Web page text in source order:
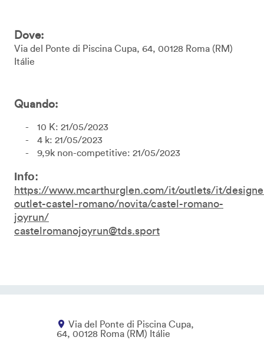
Dove:
Via del Ponte di Piscina Cupa, 64 00128 Roma RM
Itálie
Quando:
10 K: 21/05/2023
4 k: 21/05/2023
9,9k non-competitive: 21/05/2023
Info:
https://www.mcarthurglen.com/it/outlets/it/
outlet-castel-romano/novita/castel-romano-
joyrun/
castelromanojoyrun@tds.sport
Via del Ponte di Piscina Cupa,
64 00128 Roma RM Itálie